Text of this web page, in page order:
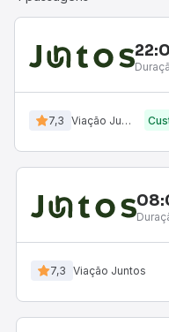
7,3 Viação Juntos
7,3 Viação Juntos